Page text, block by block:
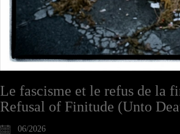
Le fascisme et le refus de la
Refusal of Finitude (Unto
06/2026